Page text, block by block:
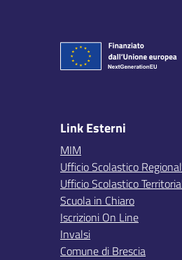
Link Esterni
MIM
Ufficio Scolastico
Ufficio Scolastico
Scuola in Chiaro
Iscrizioni On Line
Invalsi
Comune di Brescia